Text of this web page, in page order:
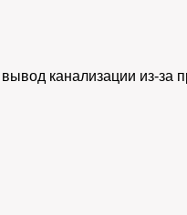
канализации из-за